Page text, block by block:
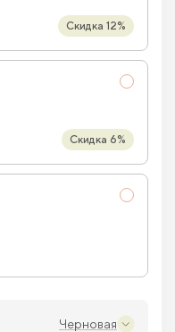
Скидка 12%
Скидка 6%
Черновая